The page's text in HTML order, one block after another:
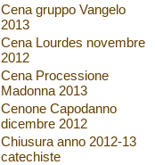
Cena gruppo Vangelo
2013
Cena Lourdes novembre
2012
Cena Processione
Madonna 2013
Cenone Capodanno
dicembre 2012
Chiusura anno 2012-13
catechiste